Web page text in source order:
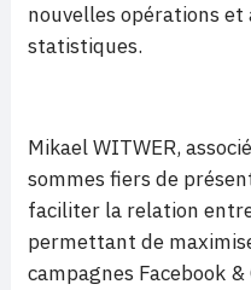
nouvelles opérations et
statistiques.
Mikael WITWER,
sommes fiers de
faciliter la relation
permettant de
campagnes Facebook